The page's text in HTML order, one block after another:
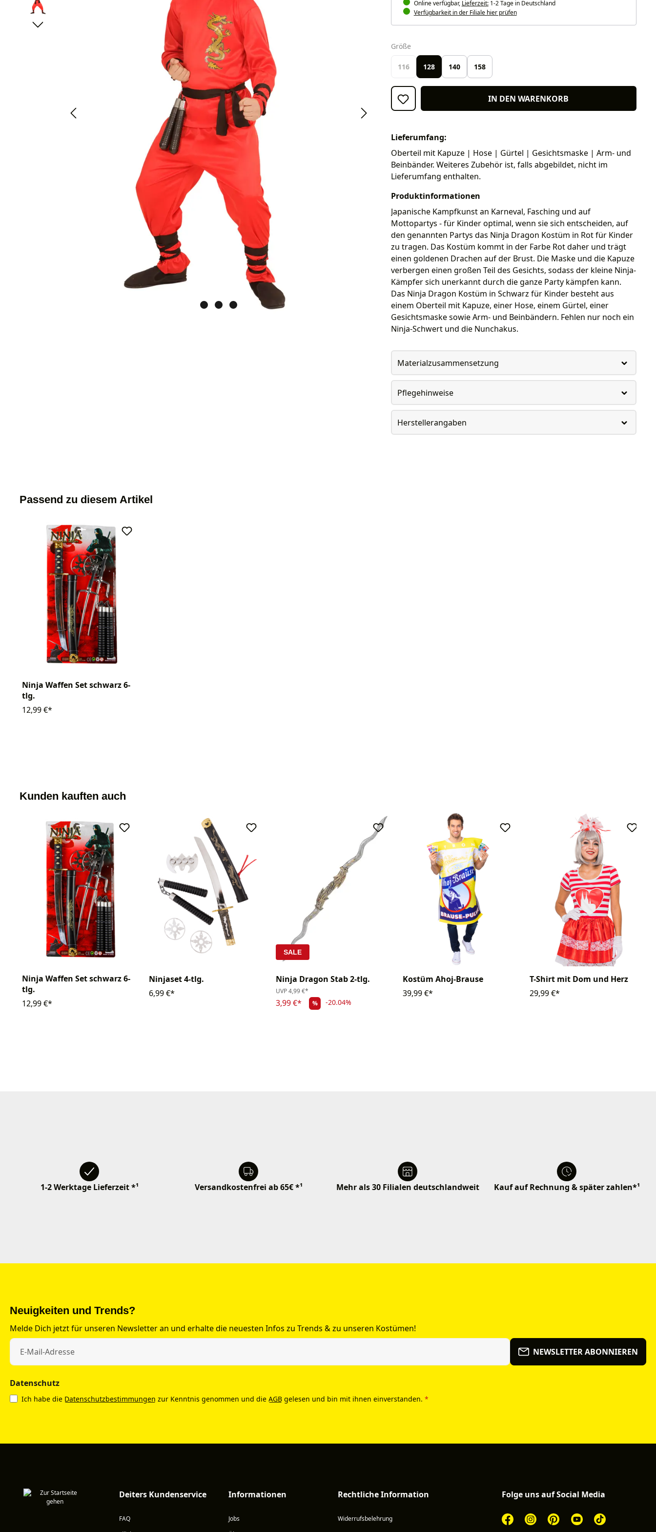
Online verfügbar, Lieferzeit:1-2 Tage in Deutschland
Verfügbarkeit in der Filiale hier prüfen
Größeauswählen
116 128 140 158
IN DEN WARENKORB
Lieferumfang:
Oberteil mit Kapuze | Hose | Gürtel | Gesichtsmaske | Arm- und
Beinbänder. Weiteres Zubehör ist, falls abgebildet, nicht im
Lieferumfang enthalten.
Produktinformationen
Japanische Kampfkunst an Karneval, Fasching und auf
Mottopartys - für Kinder optimal, wenn sie sich entscheiden, auf
den genannten Partys das Ninja Dragon Kostüm in Rot für Kinder
zu tragen. Das Kostüm kommt in der Farbe Rot daher und trägt
einen goldenen Drachen auf der Brust. Die Maske und die Kapuze
verbergen einen großen Teil des Gesichts, sodass der kleine Ninja-
Kämpfer sich unerkannt durch die ganze Party kämpfen kann.
Das Ninja Dragon Kostüm in Schwarz für Kinder besteht aus
einem Oberteil mit Kapuze, einer Hose, einem Gürtel, einer
Gesichtsmaske sowie Arm- und Beinbändern. Fehlen nur noch ein
Ninja-Schwert und die Nunchakus.
Materialzusammensetzung
Pflegehinweise
Herstellerangaben
Passend zu diesem Artikel
Ninja Waffen Set schwarz 6-
tlg.
12,99 €*
Kunden kauften auch
Ninja Waffen Set schwarz 6-
tlg.
12,99 €*
Ninjaset 4-tlg.
6,99 €*
SALE
Ninja Dragon Stab 2-tlg.
UVP4,99 €*
3,99 €* % -20.04%
Kostüm Ahoj-Brause
39,99 €*
T-Shirt mit Dom und Herz
29,99 €*
1-2 Werktage Lieferzeit *¹ Versandkostenfrei ab 65€ *¹ Mehr als 30 Filialen deutschlandweit Kauf auf Rechnung & später zahlen*¹
Neuigkeiten und Trends?
Melde Dich jetzt für unseren Newsletter an und erhalte die neuesten Infos zu Trends & zu unseren Kostümen!
NEWSLETTER ABONNIEREN
Datenschutz
Ich habe die Datenschutzbestimmungen zur Kenntnis genommen und die AGB gelesen und bin mit ihnen einverstanden. *
Deiters Kundenservice
FAQ
Informationen
Jobs
Rechtliche Information
Widerrufsbelehrung
Folge uns auf Social Media